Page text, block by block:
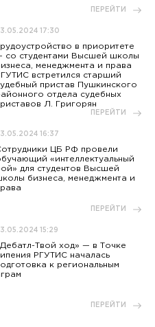
ПЕРЕЙТИ
17:30
в приоритете
со студентами Высшей школы
менеджмента и права
встретился старший
пристав Пушкинского
отдела судебных
Л. Григорян
ПЕРЕЙТИ
16:37
ЦБ РФ провели
«интеллектуальный
для студентов Высшей
бизнеса, менеджмента и
ПЕРЕЙТИ
15:29
Твой ход» — в Точке
РГУТИС началась
к региональным
ПЕРЕЙТИ